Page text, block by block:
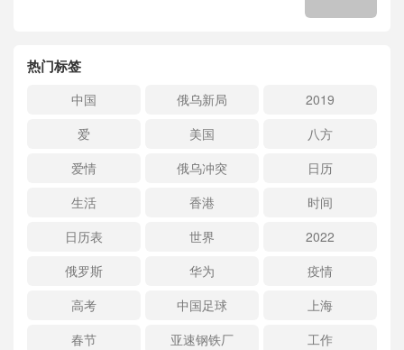
热门标签
中国 俄乌新局
2019
爱
美国
八方
爱情
俄乌冲突
日历
生活
香港
时间
日历表
世界
2022
俄罗斯
华为
疫情
高考
中国足球
上海
春节
亚速钢铁厂 工作